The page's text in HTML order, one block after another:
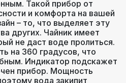
Такой прибор от
и комфорта на вашей
– то, что выделяет эту
других. Чайник имеет
не даст воде пролиться.
на 360 градусов, что
Индикатор подскажет
прибор. Мощность
вода закипит